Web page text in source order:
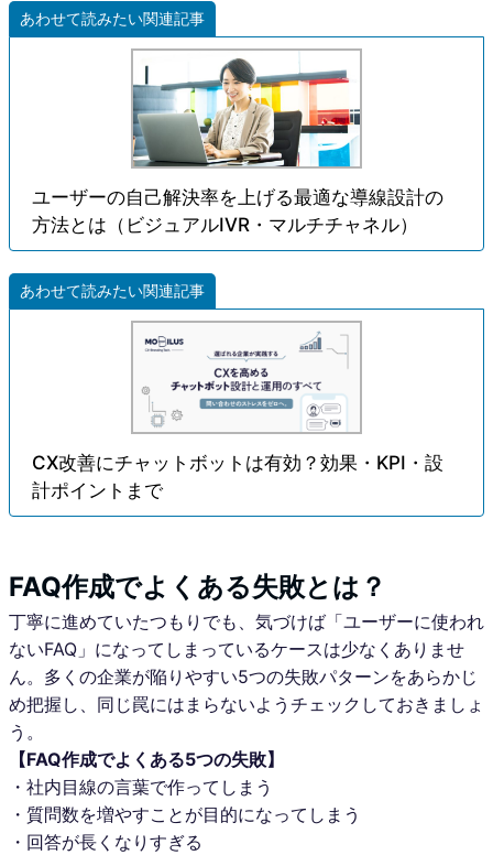
あわせて読みたい関連記事
ユーザーの自己解決率を上げる最適な導線設計の
方法とは（ビジュアルIVR・マルチチャネル）
あわせて読みたい関連記事
CX改善にチャットボットは有効？効果・KPI・設
計ポイントまで
FAQ作成でよくある失敗とは？
丁寧に進めていたつもりでも、気づけば「ユーザーに使われ
ないFAQ」になってしまっているケースは少なくありませ
ん。多くの企業が陥りやすい5つの失敗パターンをあらかじ
め把握し、同じ罠にはまらないようチェックしておきましょ
う。
【FAQ作成でよくある5つの失敗】
・社内目線の言葉で作ってしまう
・質問数を増やすことが目的になってしまう
・回答が長くなりすぎる